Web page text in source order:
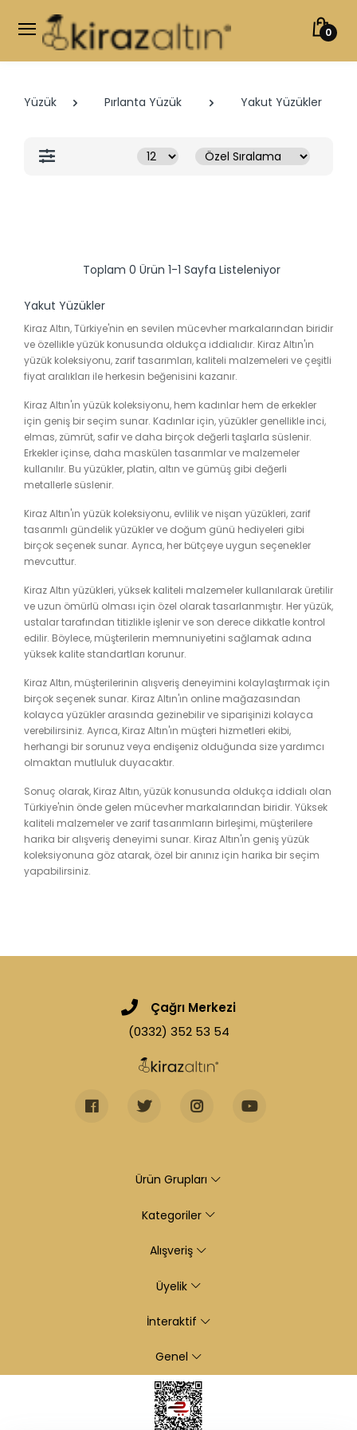
0
Yüzük Pırlanta Yüzük Yakut Yüzükler
Toplam 0 Ürün 1-1 Sayfa Listeleniyor
Yakut Yüzükler
Kiraz Altın, Türkiye'nin en sevilen mücevher markalarından biridir
ve özellikle yüzük konusunda oldukça iddialıdır. Kiraz Altın'ın
yüzük koleksiyonu, zarif tasarımları, kaliteli malzemeleri ve çeşitli
fiyat aralıkları ile herkesin beğenisini kazanır.
Kiraz Altın'ın yüzük koleksiyonu, hem kadınlar hem de erkekler
için geniş bir seçim sunar. Kadınlar için, yüzükler genellikle inci,
elmas, zümrüt, safir ve daha birçok değerli taşlarla süslenir.
Erkekler içinse, daha maskülen tasarımlar ve malzemeler
kullanılır. Bu yüzükler, platin, altın ve gümüş gibi değerli
metallerle süslenir.
Kiraz Altın'ın yüzük koleksiyonu, evlilik ve nişan yüzükleri, zarif
tasarımlı gündelik yüzükler ve doğum günü hediyeleri gibi
birçok seçenek sunar. Ayrıca, her bütçeye uygun seçenekler
mevcuttur.
Kiraz Altın yüzükleri, yüksek kaliteli malzemeler kullanılarak üretilir
ve uzun ömürlü olması için özel olarak tasarlanmıştır. Her yüzük,
ustalar tarafından titizlikle işlenir ve son derece dikkatle kontrol
edilir. Böylece, müşterilerin memnuniyetini sağlamak adına
yüksek kalite standartları korunur.
Kiraz Altın, müşterilerinin alışveriş deneyimini kolaylaştırmak için
birçok seçenek sunar. Kiraz Altın'ın online mağazasından
kolayca yüzükler arasında gezinebilir ve siparişinizi kolayca
verebilirsiniz. Ayrıca, Kiraz Altın'ın müşteri hizmetleri ekibi,
herhangi bir sorunuz veya endişeniz olduğunda size yardımcı
olmaktan mutluluk duyacaktır.
Sonuç olarak, Kiraz Altın, yüzük konusunda oldukça iddialı olan
Türkiye'nin önde gelen mücevher markalarından biridir. Yüksek
kaliteli malzemeler ve zarif tasarımların birleşimi, müşterilere
harika bir alışveriş deneyimi sunar. Kiraz Altın'ın geniş yüzük
koleksiyonuna göz atarak, özel bir anınız için harika bir seçim
yapabilirsiniz.
Çağrı Merkezi
(0332) 352 53 54
Ürün Grupları
Kategoriler
Alışveriş
Üyelik
İnteraktif
Genel